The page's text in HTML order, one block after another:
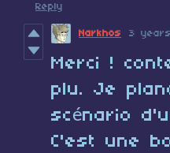
Reply
Narkhos 3
Merci !
plu. Je
scénario
C'est une